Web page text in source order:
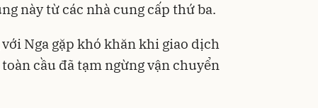
này từ các nhà cung cấp thứ ba.
Nga gặp khó khăn khi giao dịch
cầu đã tạm ngừng vận chuyển